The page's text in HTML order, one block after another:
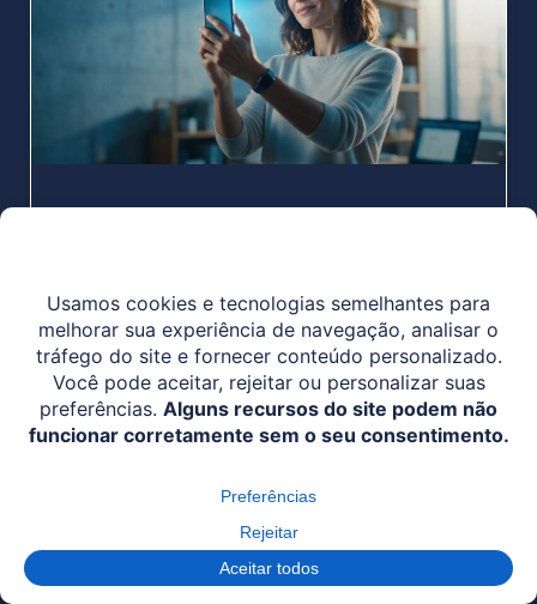
2026
O melhor software de verificação de identidade
não é uma marca — é um conjunto de
propriedades verificáveis: biometria avaliada por